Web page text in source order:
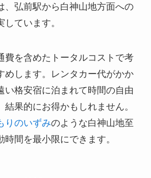
、弘前駅から白神山地方面への
ています。
費を含めたトータルコストで考
めします。レンタカー代がかか
い格安宿に泊まれて時間の自由
結果的にお得かもしれません。
りのいずみのような白神山地至
間を最小限にできます。